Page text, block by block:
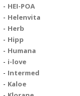
HEI-POA
Helenvita
Herb
Hipp
Humana
i-love
Intermed
Kaloe